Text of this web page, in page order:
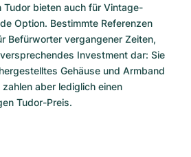
Tudor bieten auch für Vintage-
Option. Bestimmte Referenzen
Befürworter vergangener Zeiten,
Investment dar: Sie
Gehäuse und Armband
aber lediglich einen
Tudor-Preis.